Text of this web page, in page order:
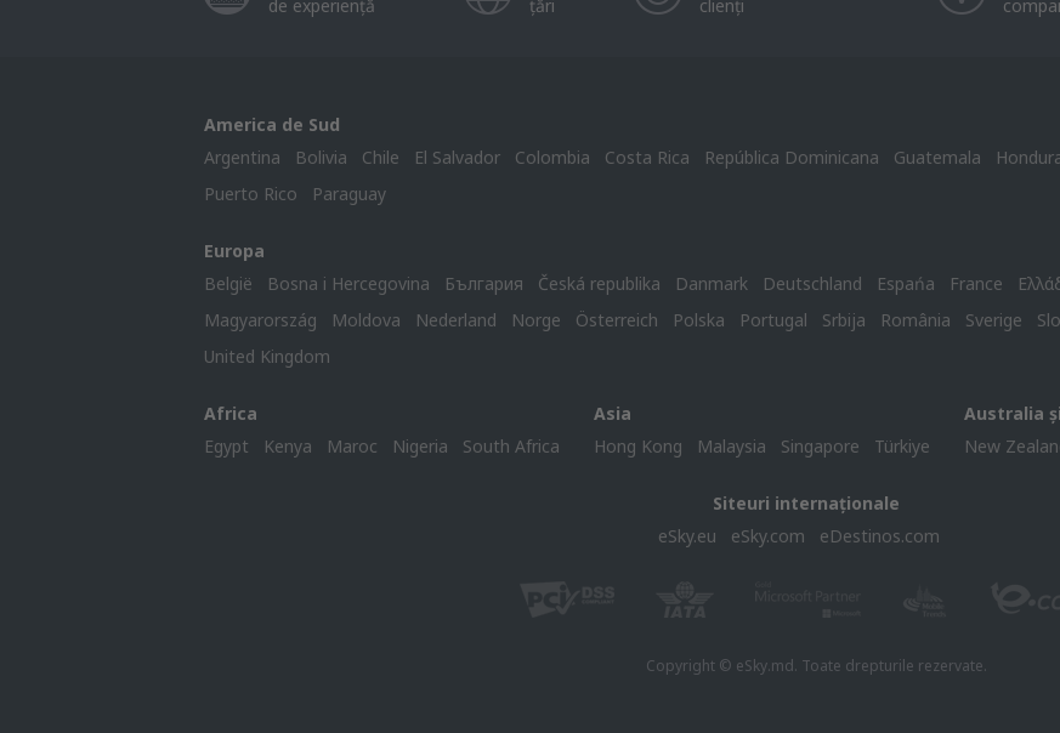
de experiență țări clienți
America de Sud
Argentina
Bolivia Chile El Salvador Colombia Costa Rica República Dominicana Guatemala
Puerto Rico
Paraguay
Europa
België
Bosna i Hercegovina България Česká republika Danmark Deutschland Espańa France
Magyarország
Moldova Nederland Norge Österreich Polska Portugal Srbija România Sverige
United Kingdom
Africa
Egypt
Kenya Maroc Nigeria South Africa
Asia
Hong Kong
Malaysia Singapore Türkiye
Australia
New
Siteuri internaționale
eSky.eu
eSky.com eDestinos.com
Copyright © eSky.md. Toate drepturile rezervate.